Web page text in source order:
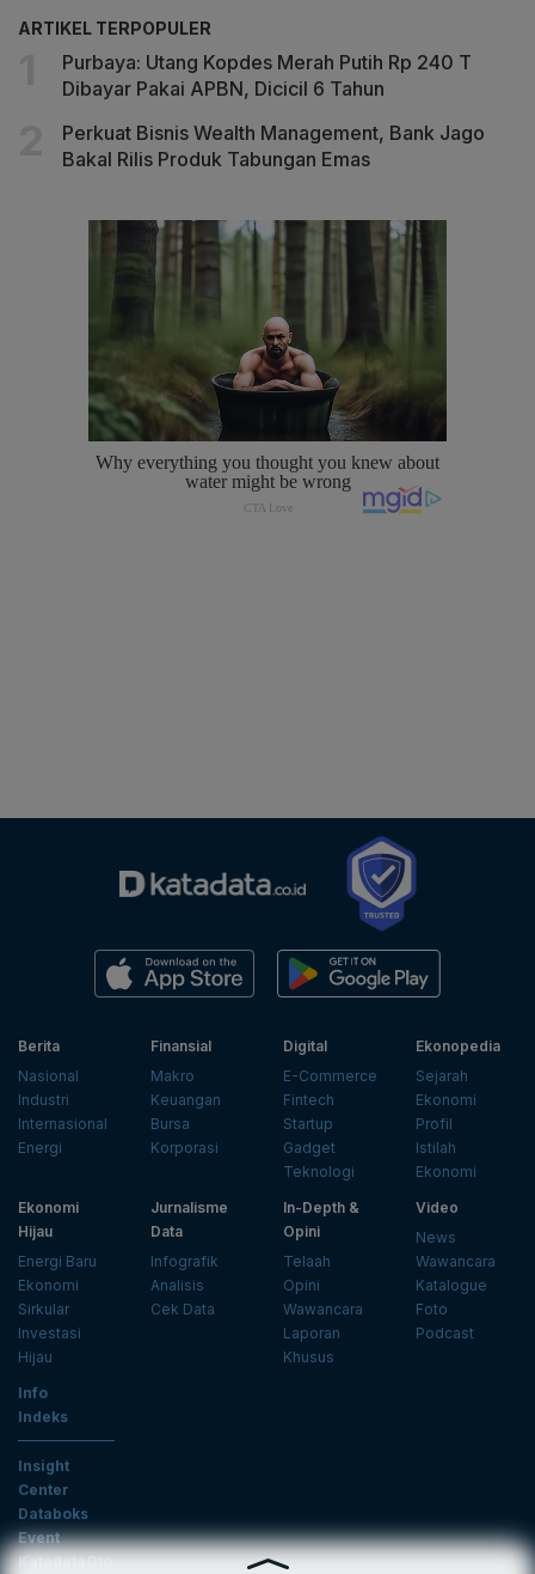
ARTIKEL TERPOPULER
Purbaya: Utang Kopdes Merah Putih Rp 240 T
Dibayar Pakai APBN, Dicicil 6 Tahun
Perkuat Bisnis Wealth Management, Bank Jago
Bakal Rilis Produk Tabungan Emas
Berita
Nasional
Industri
Internasional
Energi
Finansial
Makro
Keuangan
Bursa
Korporasi
Digital
E-Commerce
Fintech
Startup
Gadget
Teknologi
Ekonopedia
Sejarah
Ekonomi
Profil
Istilah
Ekonomi
Ekonomi
Hijau
Energi Baru
Ekonomi
Sirkular
Investasi
Hijau
Jurnalisme
Data
Infografik
Analisis
Cek Data
In-Depth &
Opini
Telaah
Opini
Wawancara
Laporan
Khusus
Video
News
Wawancara
Katalogue
Foto
Podcast
Info
Indeks
Insight
Center
Databoks
Event
KatadataOto